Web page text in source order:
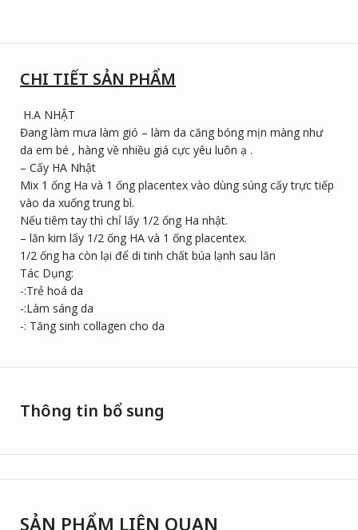
CHI TIẾT SẢN PHẨM
H.A NHẬT
Đang làm mưa làm gió – làm da căng bóng mịn màng như
da em bé , hàng về nhiều giá cực yêu luôn ạ .
– Cấy HA Nhật
Mix 1 ống Ha và 1 ống placentex vào dùng súng cấy trực tiếp
vào da xuống trung bì.
Nếu tiêm tay thì chỉ lấy 1/2 ống Ha nhật.
– lăn kim lấy 1/2 ống HA và 1 ống placentex.
1/2 ống ha còn lại để di tinh chất búa lạnh sau lăn
Tác Dụng:
-:Trẻ hoá da
-:Làm sáng da
-: Tăng sinh collagen cho da
Thông tin bổ sung
SẢN PHẨM LIÊN QUAN